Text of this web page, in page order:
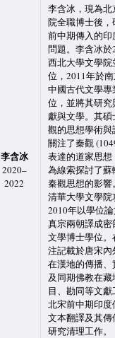
李含冰
2020–
2022
李含冰，現為
院全職博士後
前中期傳入的
問題。李含冰
西北大學文學
位，2011年於
中國古代文學
位，並將其研
獻與文學。其
觀的思想學術
關注了秦觀
表達的道家思
為線索探討了
秦觀思想的影
清華大學文學院
2010年以學位論
真宗兩朝譯成
文學博士學位
注記載於唐宋
在漢地的傳播
及同期佛教在
目、勘同等文
北宋前中期印
文本翻譯及其
研究清理工作。